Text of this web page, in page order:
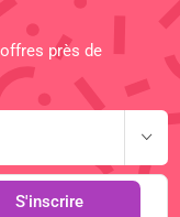
près de
S'inscrire